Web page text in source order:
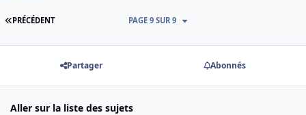
PREMIÈRE PAGE
PRÉCÉDENT PAGE 9 SUR 9
Partager Abonnés
Aller sur la liste des sujets